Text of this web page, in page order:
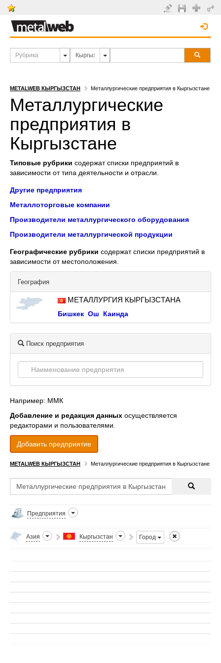
METALWEB КЫРГЫЗСТАН Металлургические предприятия в Кыргызстане
Металлургические
предприятия в
Кыргызстане
Типовые рубрики содержат списки предприятий в
зависимости от типа деятельности и отрасли.
Другие предприятия
Металлоторговые компании
Производители металлургического оборудования
Производители металлургической продукции
Географические рубрики содержат списки предприятий в
зависимости от местоположения.
География
МЕТАЛЛУРГИЯ КЫРГЫЗСТАНА
Бишкек Ош Каинда
Поиск предприятия
Например: ММК
Добавление и редакция данных осуществляется
редакторами и пользователями.
Добавить предприятие
METALWEB КЫРГЫЗСТАН Металлургические предприятия в Кыргызстане
Предприятия
Азия Кыргызстан Город